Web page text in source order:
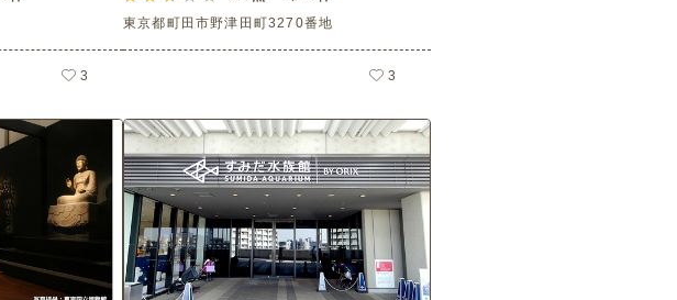
3
東京都町田市野津田町3270番地
3